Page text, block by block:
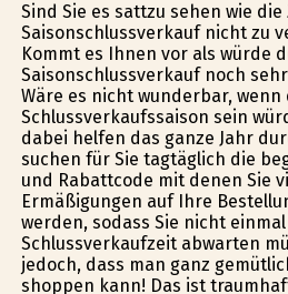
Sind Sie es sattzu sehen wie die
Saisonschlussverkauf nicht zu
Kommt es Ihnen vor als würde
Saisonschlussverkauf noch
Wäre es nicht wunderbar, wenn
Schlussverkaufssaison sein
dabei helfen das ganze Jahr
suchen für Sie tagtäglich die
und Rabattcode mit denen Sie
Ermäßigungen auf Ihre
werden, sodass Sie nicht
Schlussverkaufzeit abwarten
jedoch, dass man ganz
shoppen kann! Das ist